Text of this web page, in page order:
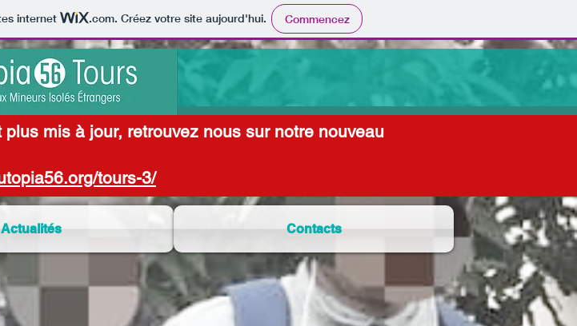
internet .com. Créez votre site aujourd'hui. Commencez
mis à jour, retrouvez nous sur notre nouveau
tours-3/
Actualités Contacts